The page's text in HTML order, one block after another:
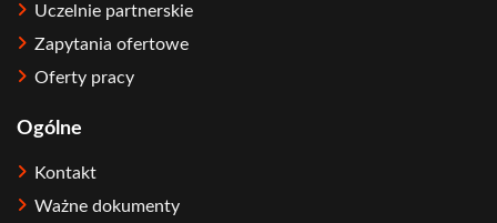
Uczelnie partnerskie
Zapytania ofertowe
Oferty pracy
Ogólne
Kontakt
Ważne dokumenty